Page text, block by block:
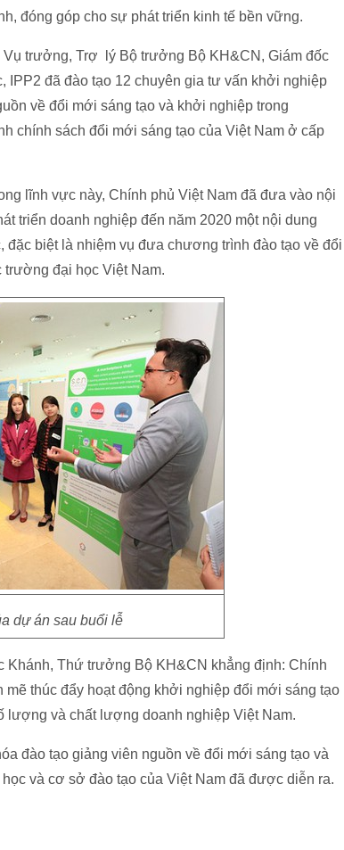
đóng góp cho sự phát triển kinh tế bền vững.
trưởng, Trợ lý Bộ trưởng Bộ KH&CN, Giám đốc
IPP2 đã đào tạo 12 chuyên gia tư vấn khởi nghiệp
về đổi mới sáng tạo và khởi nghiệp trong
chính sách đổi mới sáng tạo của Việt Nam ở cấp
lĩnh vực này, Chính phủ Việt Nam đã đưa vào nội
triển doanh nghiệp đến năm 2020 một nội dung
biệt là nhiệm vụ đưa chương trình đào tạo về đổi
trường đại học Việt Nam.
dự án sau buổi lễ
Khánh, Thứ trưởng Bộ KH&CN khẳng định: Chính
thúc đẩy hoạt động khởi nghiệp đổi mới sáng tạo
lượng và chất lượng doanh nghiệp Việt Nam.
đào tạo giảng viên nguồn về đổi mới sáng tạo và
và cơ sở đào tạo của Việt Nam đã được diễn ra.